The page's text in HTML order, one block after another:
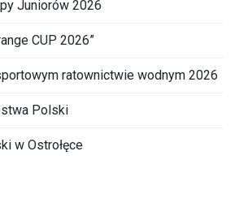
Juniorów 2026
CUP 2026”
ratownictwie wodnym 2026
Polski
w Ostrołęce